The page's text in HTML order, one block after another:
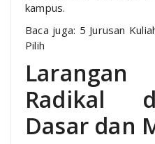
kampus.
Baca juga: 5 Jurusan
Pilih
Radikal
Dasar dan